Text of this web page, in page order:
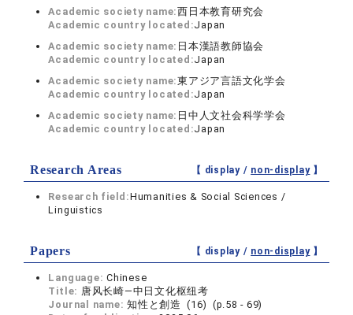
Academic society name:西日本教育研究会
Academic country located:Japan
Academic society name: 日本漢語教師協会
Academic country located:Japan
Academic society name:東アジア言語文化学会
Academic country located:Japan
Academic society name: 日中人文社会科学学会
Academic country located:Japan
Research Areas 【 display / non-display】
Research field:Humanities & Social Sciences /
Linguistics
Papers 【 display / non-display】
Language:Chinese
Title: 唐风长崎―中日文化枢纽考
Journal name:知性と創造 (16) (p.58 - 69)